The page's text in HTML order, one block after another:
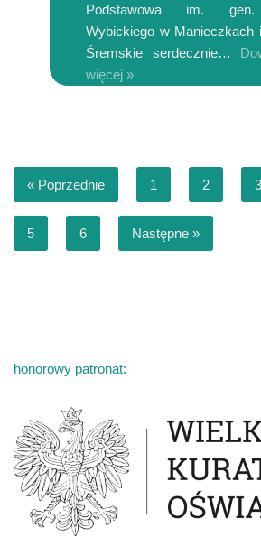
Podstawowa im.
Wybickiego w Manieczkach
Śremskie serdecznie…
więcej »
« Poprzednie 1 2 3
5 6 Następne »
honorowy patronat: